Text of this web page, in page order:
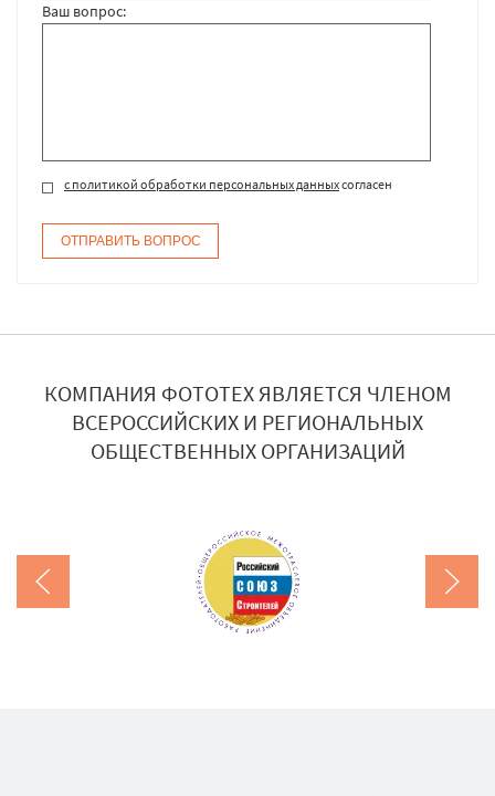
Ваш вопрос:
с политикой обработки персональных данныхсогласен
КОМПАНИЯ ФОТОТЕХ ЯВЛЯЕТСЯ ЧЛЕНОМ
ВСЕРОССИЙСКИХ И РЕГИОНАЛЬНЫХ
ОБЩЕСТВЕННЫХ ОРГАНИЗАЦИЙ